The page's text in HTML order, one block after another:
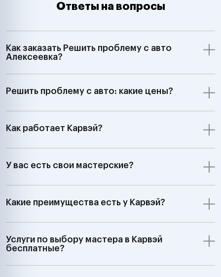
Ответы на вопросы
Как заказать Решить проблему с авто
Алексеевка?
Решить проблему с авто: какие цены?
Как работает Карвэй?
У вас есть свои мастерские?
Какие преимущества есть у Карвэй?
Услуги по выбору мастера в Карвэй
бесплатные?